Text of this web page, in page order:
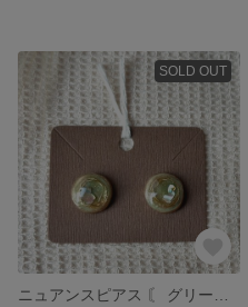
SOLD OUT